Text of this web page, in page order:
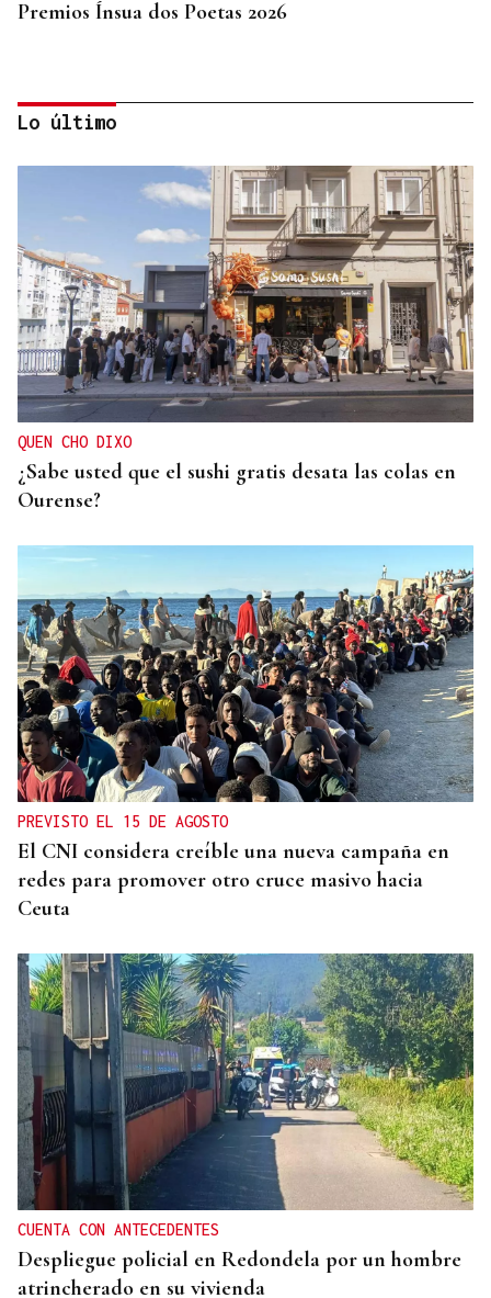
Premios Ínsua dos Poetas 2026
CRIMEN EN A GRANXA
La jueza insta al CHUO a notificarle el alta de la
presunta matricida de O Carballiño
Lo último
QUEN CHO DIXO
¿Sabe usted que el sushi gratis desata las colas en
Ourense?
PREVISTO EL 15 DE AGOSTO
El CNI considera creíble una nueva campaña en
redes para promover otro cruce masivo hacia
Ceuta
CUENTA CON ANTECEDENTES
Despliegue policial en Redondela por un hombre
atrincherado en su vivienda